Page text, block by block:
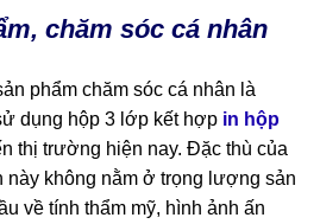
chăm sóc cá nhân
phẩm chăm sóc cá nhân là
dụng hộp 3 lớp kết hợp in hộp
thị trường hiện nay. Đặc thù của
này không nằm ở trọng lượng sản
về tính thẩm mỹ, hình ảnh ấn